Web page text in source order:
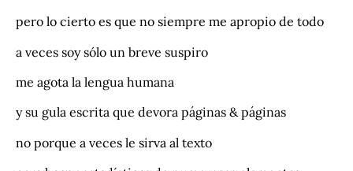
pero lo cierto es que no siempre me apropio de todo
a veces soy sólo un breve suspiro
me agota la lengua humana
y su gula escrita que devora páginas & páginas
no porque a veces le sirva al texto